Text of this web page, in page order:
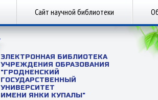
Сайт научной библиотеки
ЭЛЕКТРОННАЯ БИБЛИОТЕКА
УЧРЕЖДЕНИЯ ОБРАЗОВАНИЯ
"ГРОДНЕНСКИЙ
ГОСУДАРСТВЕННЫЙ
УНИВЕРСИТЕТ
ИМЕНИ ЯНКИ КУПАЛЫ"